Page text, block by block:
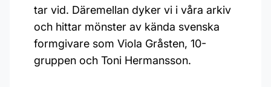
tar vid. Däremellan dyker vi i våra arkiv
och hittar mönster av kända svenska
formgivare som Viola Gråsten, 10-
gruppen och Toni Hermansson.